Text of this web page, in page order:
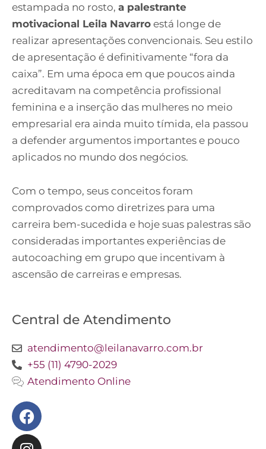
estampada no rosto, a palestrante
motivacional Leila Navarro está longe de
realizar apresentações convencionais. Seu estilo
de apresentação é definitivamente “fora da
caixa”. Em uma época em que poucos ainda
acreditavam na competência profissional
feminina e a inserção das mulheres no meio
empresarial era ainda muito tímida, ela passou
a defender argumentos importantes e pouco
aplicados no mundo dos negócios.
Com o tempo, seus conceitos foram
comprovados como diretrizes para uma
carreira bem-sucedida e hoje suas palestras são
consideradas importantes experiências de
autocoaching em grupo que incentivam à
ascensão de carreiras e empresas.
Central de Atendimento
atendimento@leilanavarro.com.br
+55 (11) 4790-2029
Atendimento Online
Facebook
Instagram
Twitter
Youtube
Linkedin
Slideshare